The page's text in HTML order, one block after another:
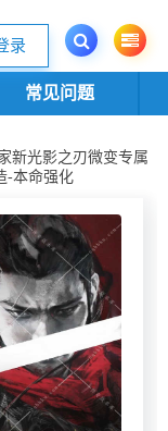
本源码基地。欢迎选购
录
常见问题
新光影之刃微变专属
-本命强化